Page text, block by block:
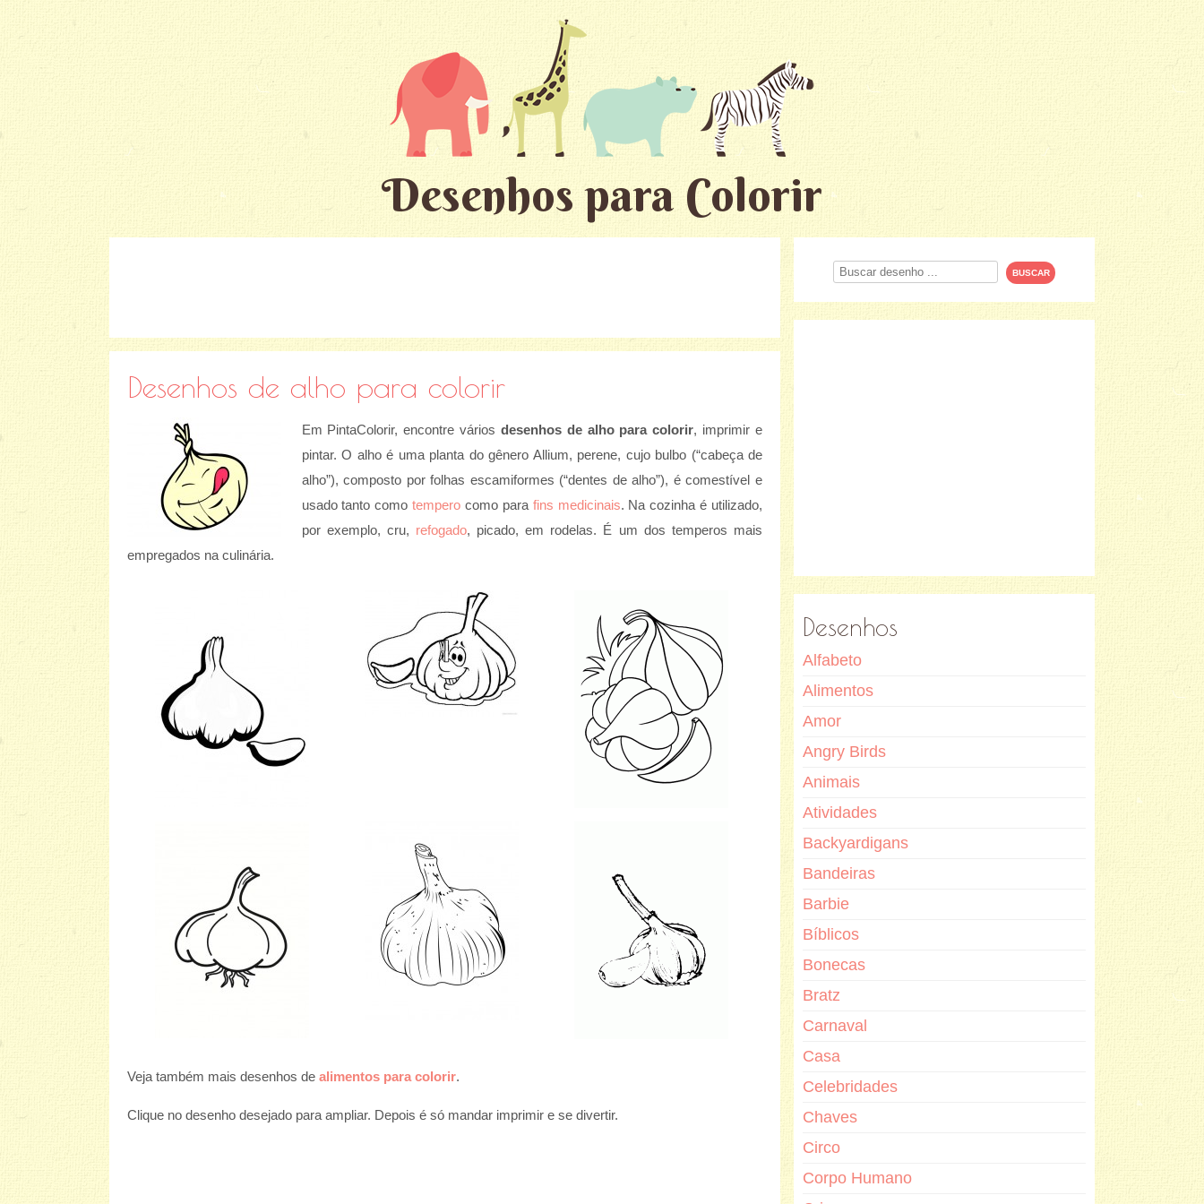
Desenhos para Colorir
Desenhos de alho para colorir
Em PintaColorir, encontre vários desenhos de alho para colorir, imprimir e
pintar. O alho é uma planta do gênero Allium, perene, cujo bulbo (“cabeça de
alho”), composto por folhas escamiformes (“dentes de alho”), é comestível e
usado tanto comotempero como para fins medicinais. Na cozinha é utilizado,
por exemplo, cru, refogado, picado, em rodelas. É um dos temperos mais
empregados na culinária.
Veja também mais desenhos de alimentos para colorir.
Clique no desenho desejado para ampliar. Depois é só mandar imprimir e se divertir.
Procurar
Desenhos
Alfabeto
Alimentos
Amor
Angry Birds
Animais
Atividades
Backyardigans
Bandeiras
Barbie
Bíblicos
Bonecas
Bratz
Carnaval
Casa
Celebridades
Chaves
Circo
Corpo Humano